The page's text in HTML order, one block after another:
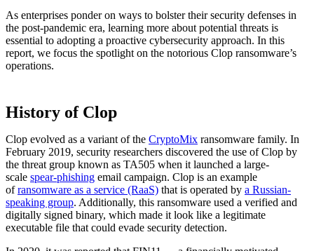
As enterprises ponder on ways to bolster their security defenses in
the post-pandemic era, learning more about potential threats is
essential to adopting a proactive cybersecurity approach. In this
report, we focus the spotlight on the notorious Clop ransomware’s
operations.
History of Clop
Clop evolved as a variant of the CryptoMix ransomware family. In
February 2019, security researchers discovered the use of Clop by
the threat group known as TA505 when it launched a large-
scale spear-phishing email campaign. Clop is an example
ofransomware as a service (RaaS) that is operated by a Russian-
speaking group. Additionally, this ransomware used a verified and
digitally signed binary, which made it look like a legitimate
executable file that could evade security detection.